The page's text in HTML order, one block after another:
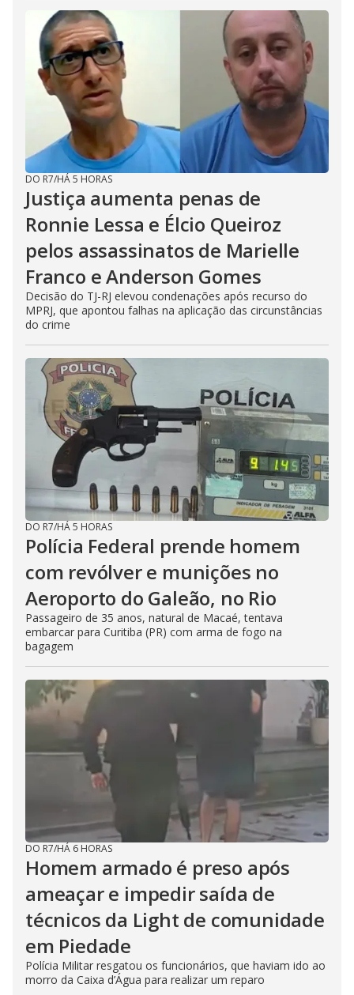
DO R7/HÁ 5 HORAS
Justiça aumenta penas de
Ronnie Lessa e Élcio Queiroz
pelos assassinatos de Marielle
Franco e Anderson Gomes
Decisão do TJ-RJ elevou condenações após recurso do
MPRJ, que apontou falhas na aplicação das circunstâncias
do crime
DO R7/HÁ 5 HORAS
Polícia Federal prende homem
com revólver e munições no
Aeroporto do Galeão, no Rio
Passageiro de 35 anos, natural de Macaé, tentava
embarcar para Curitiba (PR) com arma de fogo na
bagagem
DO R7/HÁ 6 HORAS
Homem armado é preso após
ameaçar e impedir saída de
técnicos da Light de comunidade
em Piedade
Polícia Militar resgatou os funcionários, que haviam ido ao
morro da Caixa d’Água para realizar um reparo